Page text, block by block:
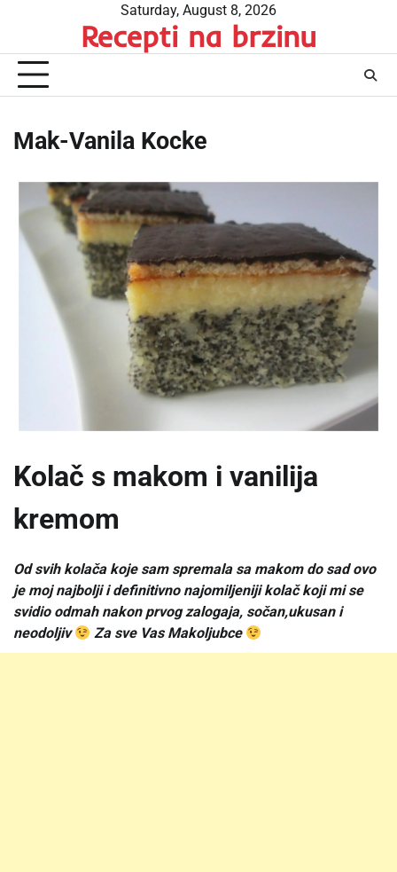
content
Saturday, August 8, 2026
Recepti na brzinu
Mak-Vanila Kocke
Kolač s makom i vanilija
kremom
Od svih kolača koje sam spremala sa makom do sad ovo
je moj najbolji i definitivno najomiljeniji kolač koji mi se
svidio odmah nakon prvog zalogaja, sočan,ukusan i
neodoljiv
Za sve Vas Makoljubce